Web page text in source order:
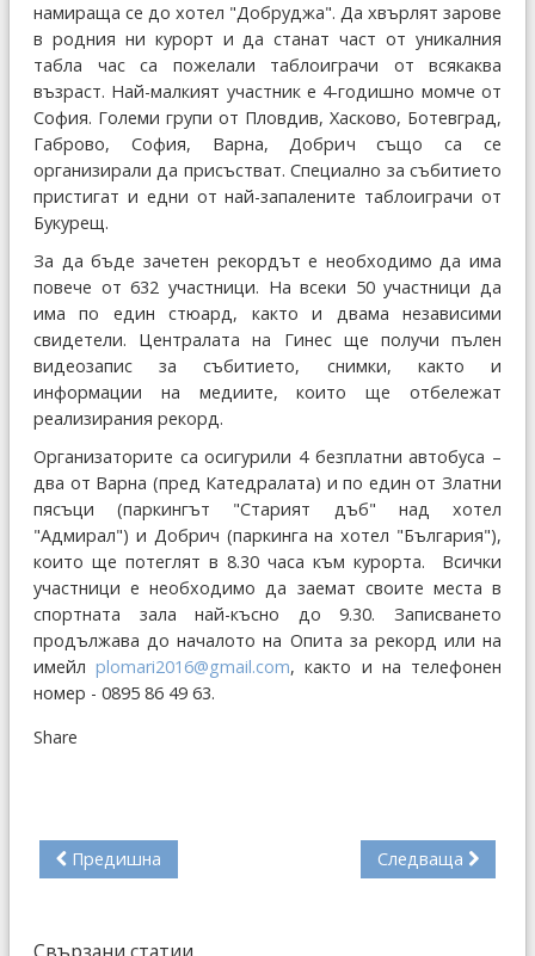
намираща се до хотел "Добруджа". Да хвърлят зарове
в родния ни курорт и да станат част от уникалния
табла час са пожелали таблоиграчи от всякаква
възраст. Най-малкият участник е 4-годишно момче от
София. Големи групи от Пловдив, Хасково, Ботевград,
Габрово, София, Варна, Добрич също са се
организирали да присъстват. Специално за събитието
пристигат и едни от най-запалените таблоиграчи от
Букурещ.
За да бъде зачетен рекордът е необходимо да има
повече от 632 участници. На всеки 50 участници да
има по един стюард, както и двама независими
свидетели. Централата на Гинес ще получи пълен
видеозапис за събитието, снимки, както и
информации на медиите, които ще отбележат
реализирания рекорд.
Организаторите са осигурили 4 безплатни автобуса –
два от Варна (пред Катедралата) и по един от Златни
пясъци (паркингът "Старият дъб" над хотел
"Адмирал") и Добрич (паркинга на хотел "България"),
които ще потеглят в 8.30 часа към курорта. Всички
участници е необходимо да заемат своите места в
спортната зала най-късно до 9.30. Записването
продължава до началото на Опита за рекорд или на
имейлplomari2016@gmail.com, както и на телефонен
номер - 0895 86 49 63.
Share
Предишна Следваща